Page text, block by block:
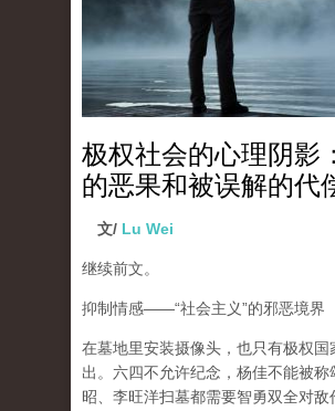
极权社会的心理阴影
的恶果和被误解的代
文/ Lu Wei
继续前文。
抑制情感——“社会主义”的邪恶境界
在墓地里安装摄像头，也只有极权国
出。六四不允许纪念，杨佳不能被称
昭、李旺洋扫墓都需要智勇双全对敌